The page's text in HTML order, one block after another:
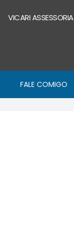
VICARI ASSESSORIA
FALE COMIGO